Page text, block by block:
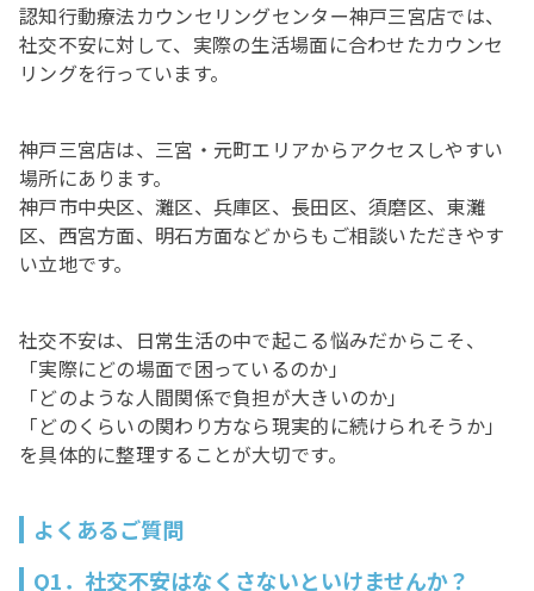
認知行動療法カウンセリングセンター神戸三宮店では、
社交不安に対して、実際の生活場面に合わせたカウンセ
リングを行っています。
神戸三宮店は、三宮・元町エリアからアクセスしやすい
場所にあります。
神戸市中央区、灘区、兵庫区、長田区、須磨区、東灘
区、西宮方面、明石方面などからもご相談いただきやす
い立地です。
社交不安は、日常生活の中で起こる悩みだからこそ、
「実際にどの場面で困っているのか」
「どのような人間関係で負担が大きいのか」
「どのくらいの関わり方なら現実的に続けられそうか」
を具体的に整理することが大切です。
よくあるご質問
Q1．社交不安はなくさないといけませんか？